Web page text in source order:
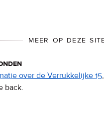
MEER OP DEZE
over de Verrukkelijke 15
back.